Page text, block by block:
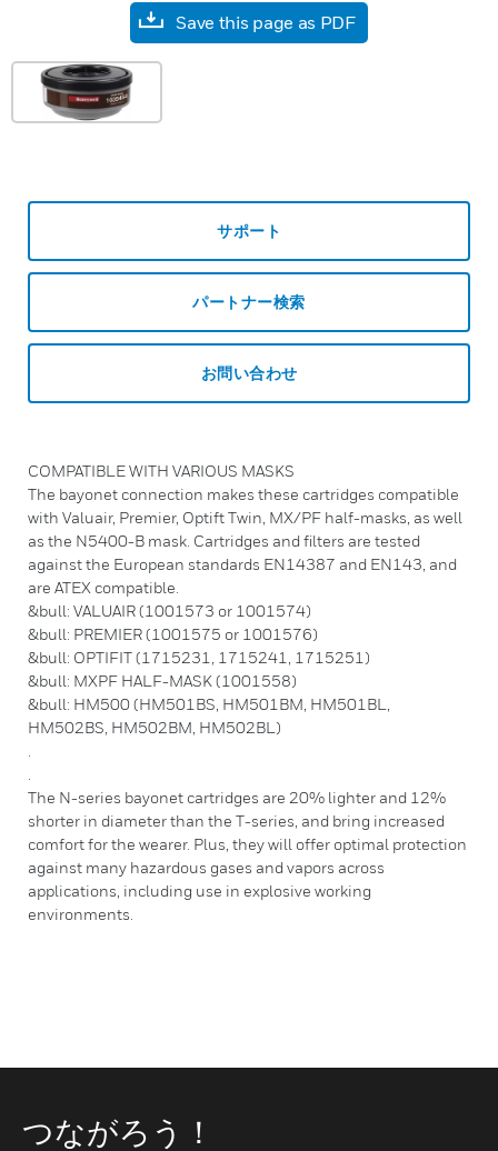
Save this page as PDF
サポート
パートナー検索
お問い合わせ
COMPATIBLE WITH VARIOUS MASKS
The bayonet connection makes these cartridges compatible
with Valuair, Premier, Optift Twin, MX/PF half-masks, as well
as the N5400-B mask. Cartridges and filters are tested
against the European standards EN14387 and EN143, and
are ATEX compatible.
&bull: VALUAIR (1001573 or 1001574)
&bull: PREMIER (1001575 or 1001576)
&bull: OPTIFIT (1715231, 1715241, 1715251)
&bull: MXPF HALF-MASK (1001558)
&bull: HM500 (HM501BS, HM501BM, HM501BL,
HM502BS, HM502BM, HM502BL)
The N-series bayonet cartridges are 20% lighter and 12%
shorter in diameter than the T-series, and bring increased
comfort for the wearer. Plus, they will offer optimal protection
against many hazardous gases and vapors across
applications, including use in explosive working
environments.
つながろう！